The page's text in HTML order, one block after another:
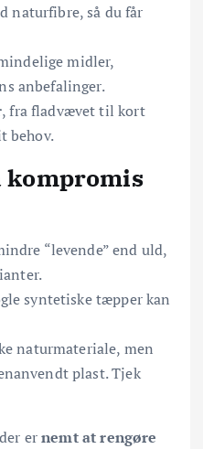
naturfibre, så du får
midler,
anbefalinger.
, fra fladvævet til kort
behov.
kompromis
“levende” end uld,
syntetiske tæpper kan
naturmateriale, men
plast. Tjek
ernemt at rengøre